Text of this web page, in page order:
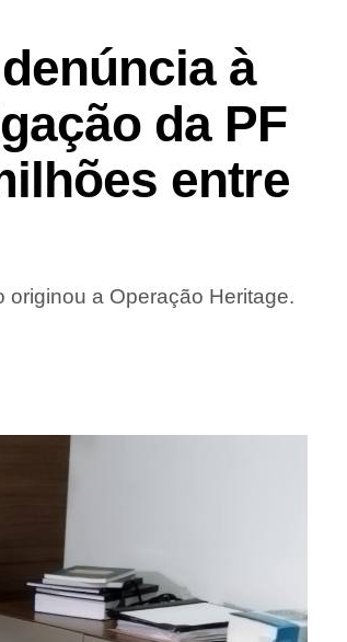
à
da PF
entre
a Operação Heritage.